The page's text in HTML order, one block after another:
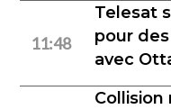
11:48
Telesat
pour
avec